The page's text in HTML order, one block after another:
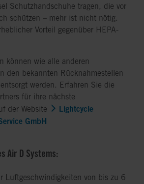
Schutzhandschuhe tragen, die vor
schützen – mehr ist nicht nötig.
Vorteil gegenüber HEPA-
können wie alle anderen
den bekannten Rücknahmestellen
werden. Erfahren Sie die
für ihre nächste
der Website
Lightcycle
GmbH
Air D Systems:
Luftgeschwindigkeiten von bis zu 6